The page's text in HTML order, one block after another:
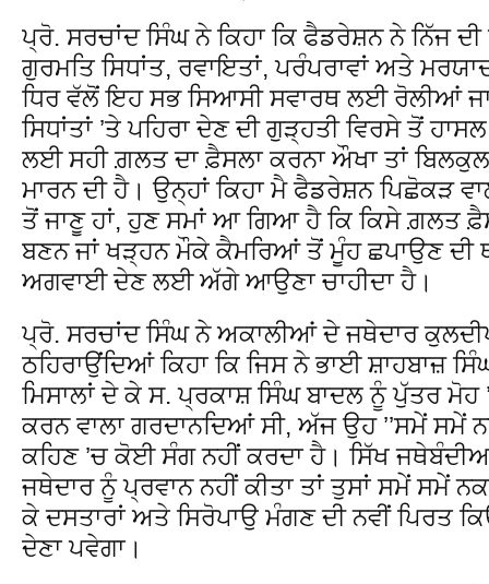
ਪ੍ਰੋ. ਸਰਚਾਂਦ ਸਿੰਘ ਨੇ ਕਿਹਾ ਕਿ ਫੈਡਰੇਸ਼ਨ ਨੇ ਨਿੱਜ
ਗੁਰਮਤਿ ਸਿਧਾਂਤ, ਰਵਾਇਤਾਂ, ਪਰੰਪਰਾਵਾਂ ਅਤੇ
ਧਿਰ ਵੱਲੋਂ ਇਹ ਸਭ ਸਿਆਸੀ ਸਵਾਰਥ ਲਈ ਰੋਲੀਆਂ
ਸਿਧਾਂਤਾਂ ’ਤੇ ਪਹਿਰਾ ਦੇਣ ਦੀ ਗੁੜ੍ਹਤੀ ਵਿਰਸੇ ਤੋਂ
ਲਈ ਸਹੀ ਗ਼ਲਤ ਦਾ ਫ਼ੈਸਲਾ ਕਰਨਾ ਔਖਾ ਤਾਂ
ਮਾਰਨ ਦੀ ਹੈ। ਉਨ੍ਹਾਂ ਕਿਹਾ ਮੈ ਫੈਡਰੇਸ਼ਨ ਪਿਛੋਕੜ
ਤੋਂ ਜਾਣੂ ਹਾਂ, ਹੁਣ ਸਮਾਂ ਆ ਗਿਆ ਹੈ ਕਿ ਕਿਸੇ ਗ਼ਲਤ
ਬਣਨ ਜਾਂ ਖੜ੍ਹਨ ਮੌਕੇ ਕੈਮਰਿਆਂ ਤੋਂ ਮੂੰਹ ਛਪਾਉਣ ਦੀ
ਅਗਵਾਈ ਦੇਣ ਲਈ ਅੱਗੇ ਆਉਣਾ ਚਾਹੀਦਾ ਹੈ।
ਪ੍ਰੋ. ਸਰਚਾਂਦ ਸਿੰਘ ਨੇ ਅਕਾਲੀਆਂ ਦੇ ਜਥੇਦਾਰ
ਠਹਿਰਾਉਂਦਿਆਂ ਕਿਹਾ ਕਿ ਜਿਸ ਨੇ ਭਾਈ ਸ਼ਾਹਬਾਜ਼
ਮਿਸਾਲਾਂ ਦੇ ਕੇ ਸ. ਪ੍ਰਕਾਸ਼ ਸਿੰਘ ਬਾਦਲ ਨੂੰ ਪੁੱਤਰ
ਕਰਨ ਵਾਲਾ ਗਰਦਾਨਦਿਆਂ ਸੀ, ਅੱਜ ਉਹ ’’ਸਮੇਂ ਸਮੇਂ
ਕਹਿਣ ’ਚ ਕੋਈ ਸੰਗ ਨਹੀਂ ਕਰਦਾ ਹੈ। ਸਿੱਖ
ਜਥੇਦਾਰ ਨੂੰ ਪ੍ਰਵਾਨ ਨਹੀਂ ਕੀਤਾ ਤਾਂ ਤੁਸਾਂ ਸਮੇਂ ਸਮੇਂ
ਕੇ ਦਸਤਾਰਾਂ ਅਤੇ ਸਿਰੋਪਾਉ ਮੰਗਣ ਦੀ ਨਵੀਂ ਪਿਰਤ
ਦੇਣਾ ਪਵੇਗਾ।